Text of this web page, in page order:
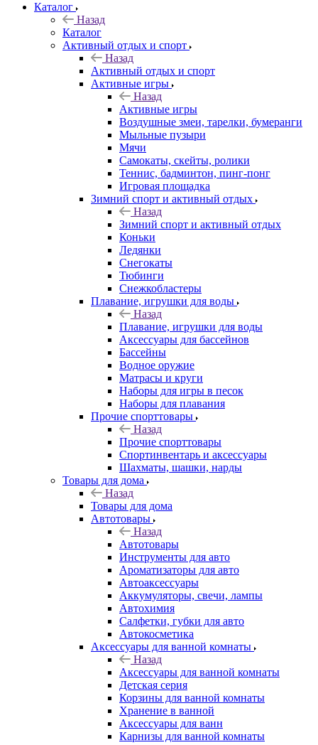
Каталог
Назад
Каталог
Активный отдых и спорт
Назад
Активный отдых и спорт
Активные игры
Назад
Активные игры
Воздушные змеи, тарелки, бумеранги
Мыльные пузыри
Мячи
Самокаты, скейты, ролики
Теннис, бадминтон, пинг-понг
Игровая площадка
Зимний спорт и активный отдых
Назад
Зимний спорт и активный отдых
Коньки
Ледянки
Снегокаты
Тюбинги
Снежкобластеры
Плавание, игрушки для воды
Назад
Плавание, игрушки для воды
Аксессуары для бассейнов
Бассейны
Водное оружие
Матрасы и круги
Наборы для игры в песок
Наборы для плавания
Прочие спорттовары
Назад
Прочие спорттовары
Спортинвентарь и аксессуары
Шахматы, шашки, нарды
Товары для дома
Назад
Товары для дома
Автотовары
Назад
Автотовары
Инструменты для авто
Ароматизаторы для авто
Автоаксессуары
Аккумуляторы, свечи, лампы
Автохимия
Салфетки, губки для авто
Автокосметика
Аксессуары для ванной комнаты
Назад
Аксессуары для ванной комнаты
Детская серия
Корзины для ванной комнаты
Хранение в ванной
Аксессуары для ванн
Карнизы для ванной комнаты